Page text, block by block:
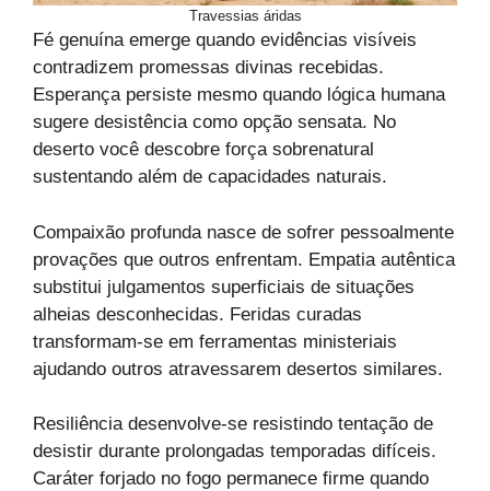
Travessias áridas
Fé genuína emerge quando evidências visíveis
contradizem promessas divinas recebidas.
Esperança persiste mesmo quando lógica humana
sugere desistência como opção sensata. No
deserto você descobre força sobrenatural
sustentando além de capacidades naturais.
Compaixão profunda nasce de sofrer pessoalmente
provações que outros enfrentam. Empatia autêntica
substitui julgamentos superficiais de situações
alheias desconhecidas. Feridas curadas
transformam-se em ferramentas ministeriais
ajudando outros atravessarem desertos similares.
Resiliência desenvolve-se resistindo tentação de
desistir durante prolongadas temporadas difíceis.
Caráter forjado no fogo permanece firme quando